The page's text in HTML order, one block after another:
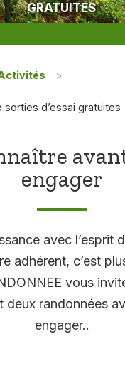
GRATUITES
>
sorties d’essai gratuites
engager
avec l’esprit
adhérent, c’est
vous
deux randonnées
engager..